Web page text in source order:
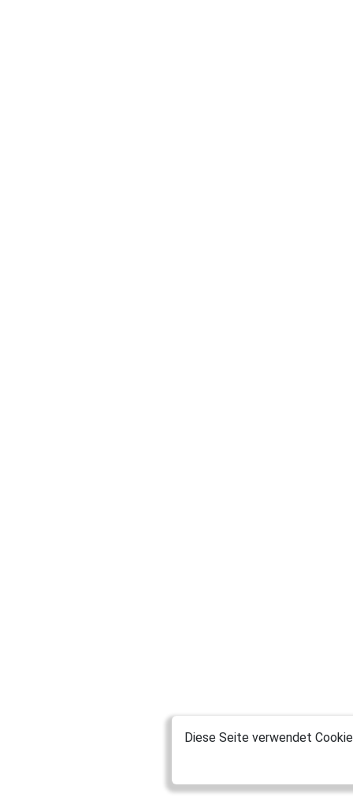
Diese Seite verwendet